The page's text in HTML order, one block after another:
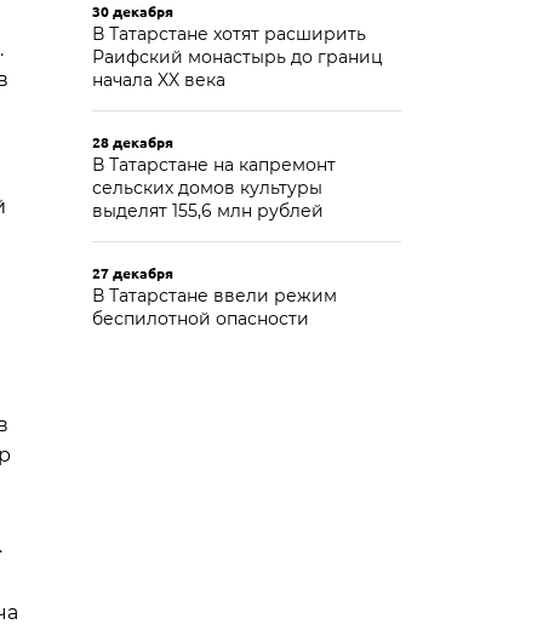
30 декабря
В Татарстане хотят расширить
Раифский монастырь до границ
начала XX века
28 декабря
В Татарстане на капремонт
сельских домов культуры
выделят 155,6 млн рублей
27 декабря
В Татарстане ввели режим
беспилотной опасности